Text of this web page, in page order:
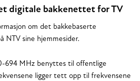
digitale bakkenettet for TV
om det bakkebaserte
NTV sine hjemmesider.
694 MHz benyttes til offentlige
ligger tett opp til frekvensene